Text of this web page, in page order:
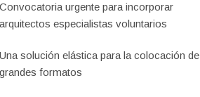
Convocatoria urgente para incorporar
arquitectos especialistas voluntarios
Una solución elástica para la colocación de
grandes formatos